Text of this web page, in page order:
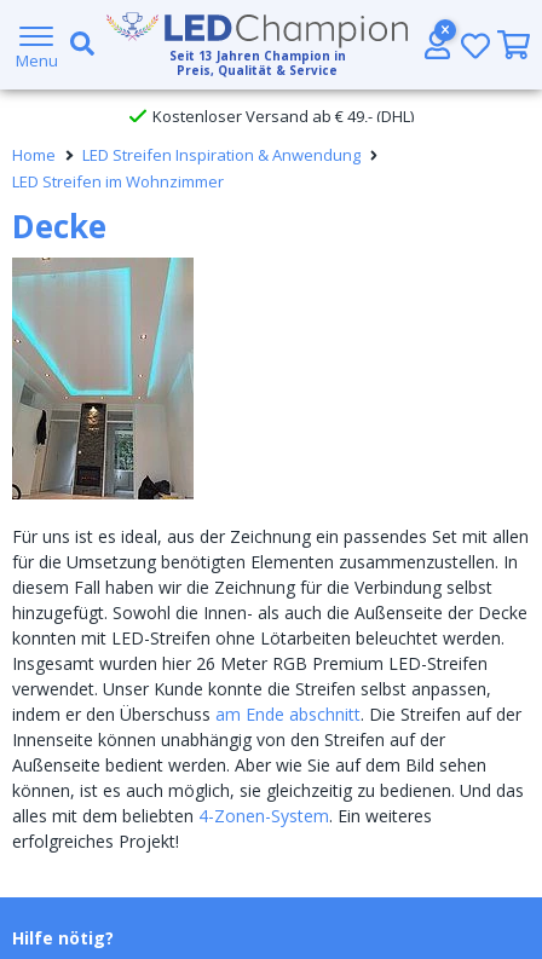
Menu Seit 13 Jahren Champion in
Preis, Qualität & Service
Großer Lagerbestand
Kostenloser Versand ab € 49,- (DHL)
Heute bestellt, am selben Tag verschickt
Home
LED Streifen Inspiration & Anwendung
LED Streifen im Wohnzimmer
Decke
Für uns ist es ideal, aus der Zeichnung ein passendes Set mit allen
für die Umsetzung benötigten Elementen zusammenzustellen. In
diesem Fall haben wir die Zeichnung für die Verbindung selbst
hinzugefügt. Sowohl die Innen- als auch die Außenseite der Decke
konnten mit LED-Streifen ohne Lötarbeiten beleuchtet werden.
Insgesamt wurden hier 26 Meter RGB Premium LED-Streifen
verwendet. Unser Kunde konnte die Streifen selbst anpassen,
indem er den Überschuss am Ende abschnitt. Die Streifen auf der
Innenseite können unabhängig von den Streifen auf der
Außenseite bedient werden. Aber wie Sie auf dem Bild sehen
können, ist es auch möglich, sie gleichzeitig zu bedienen. Und das
alles mit dem beliebten 4-Zonen-System. Ein weiteres
erfolgreiches Projekt!
Hilfe nötig?